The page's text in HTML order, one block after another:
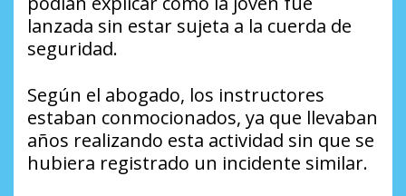
lanzada sin estar sujeta a la cuerda de
seguridad.
Según el abogado, los instructores
estaban conmocionados, ya que llevaban
años realizando esta actividad sin que se
hubiera registrado un incidente similar.